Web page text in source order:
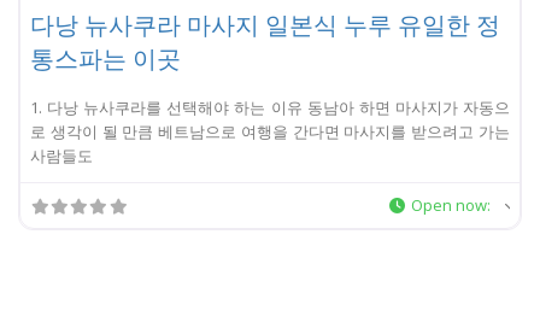
다낭 뉴사쿠라 마사지 일본식 누루 유일한 정
통스파는 이곳
1. 다낭 뉴사쿠라를 선택해야 하는 이유 동남아 하면 마사지가 자동으
로 생각이 될 만큼 베트남으로 여행을 간다면 마사지를 받으려고 가는
사람들도
Open now: